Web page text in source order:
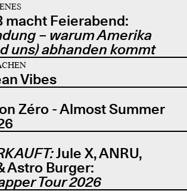
macht Feierabend:
– warum Amerika
uns) abhanden kommt
Vibes
Zéro - Almost Summer
Jule X, ANRU,
Astro Burger:
Tour 2026